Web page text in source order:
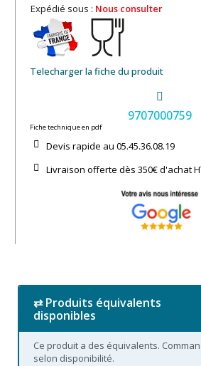
Expédié sous : Nous consulter
Telecharger la fiche du produit
9707000759
Fiche technique en pdf
Devis rapide au 05.45.36.08.19​
Livraison offerte dès 350€ d'achat​
⇄ Produits équivalents
disponibles
Ce produit a des équivalents.
selon disponibilité.